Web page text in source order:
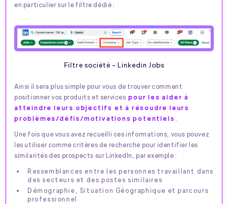
en particulier sur le filtre dédié :
Filtre société - Linkedin Jobs
Ainsi il sera plus simple pour vous de trouver comment
positionner vos produits et services pour les aider à
atteindre leurs objectifs et à résoudre leurs
problèmes/défis/motivations potentiels
Une fois que vous avez recueilli ces informations, vous pouvez
les utiliser comme critères de recherche pour identifier les
similarités des prospects sur LinkedIn, par exemple :
Ressemblances entre les personnes travaillant dans
des secteurs et des postes similaires
Démographie, Situation Géographique et parcours
professionnel